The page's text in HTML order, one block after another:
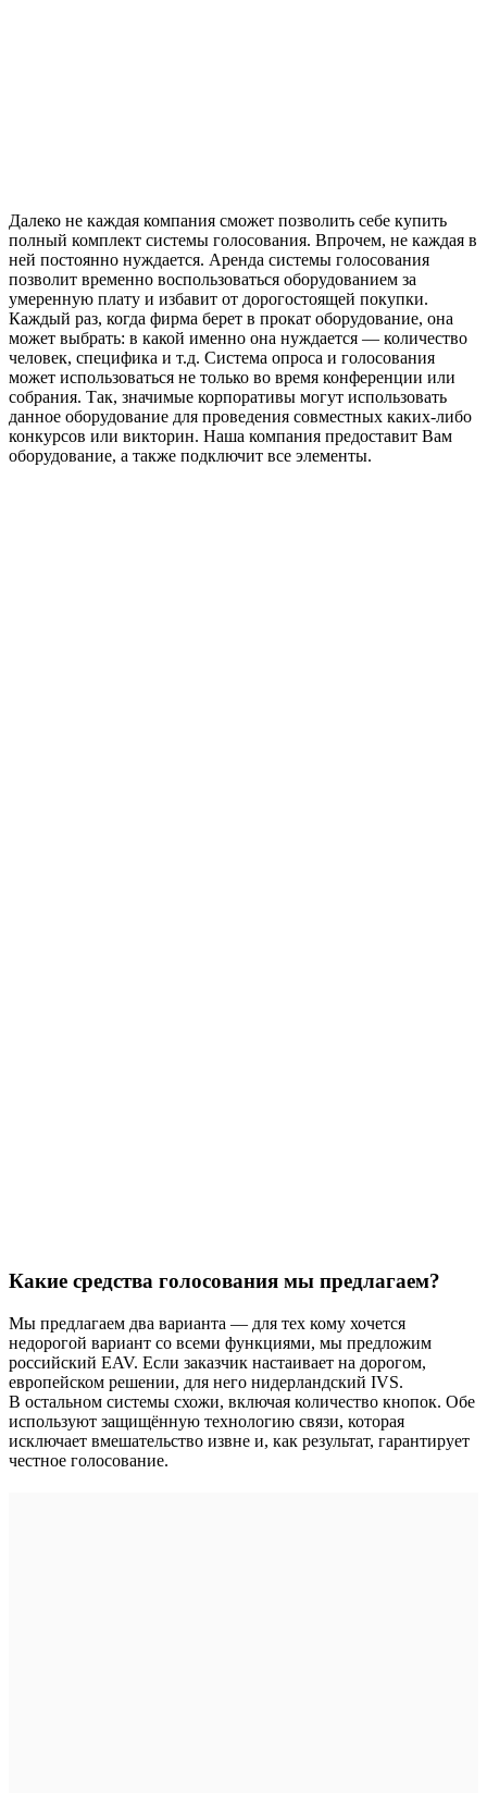
Далеко не каждая компания сможет позволить себе купить
полный комплект системы голосования. Впрочем, не каждая в
ней постоянно нуждается. Аренда системы голосования
позволит временно воспользоваться оборудованием за
умеренную плату и избавит от дорогостоящей покупки.
Каждый раз, когда фирма берет в прокат оборудование, она
может выбрать: в какой именно она нуждается — количество
человек, специфика и т.д. Система опроса и голосования
может использоваться не только во время конференции или
собрания. Так, значимые корпоративы могут использовать
данное оборудование для проведения совместных каких-либо
конкурсов или викторин. Наша компания предоставит Вам
оборудование, а также подключит все элементы.
Какие средства голосования мы предлагаем?
Мы предлагаем два варианта — для тех кому хочется
недорогой вариант со всеми функциями, мы предложим
российский EAV. Если заказчик настаивает на дорогом,
европейском решении, для него нидерландский IVS.
В остальном системы схожи, включая количество кнопок. Обе
используют защищённую технологию связи, которая
исключает вмешательство извне и, как результат, гарантирует
честное голосование.